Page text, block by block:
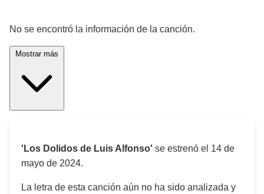
No se encontró la información de la canción.
'Los Dolidos de Luis Alfonso' se estrenó el 14 de
mayo de 2024.
La letra de esta canción aún no ha sido analizada y